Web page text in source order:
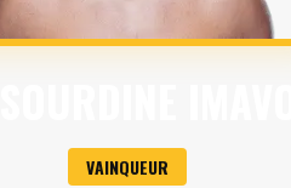
VAINQUEUR